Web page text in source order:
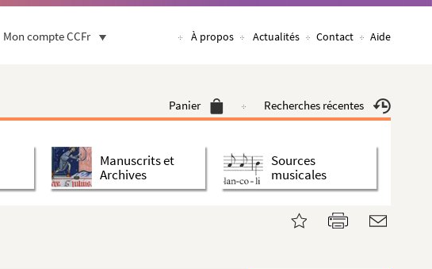
Mon compte CCFr À propos Actualités Contact Aide
Panier Recherches récentes
Manuscrits et
Archives
Sources
musicales